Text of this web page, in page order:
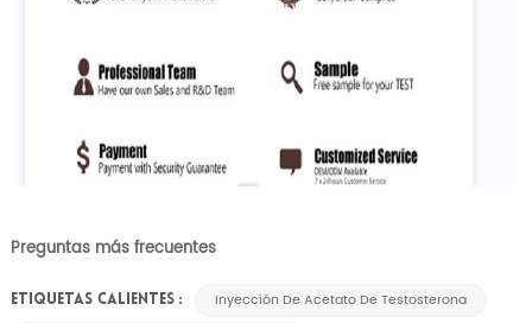
Preguntas más frecuentes
ETIQUETAS CALIENTES :
Inyección De Acetato De Testosterona